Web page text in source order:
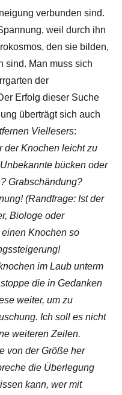
verbunden sind.
weil durch ihn
den sie bilden,
sind. Man muss sich
der
Erfolg dieser Suche
überträgt sich auch
Viellesers:
der Knochen leicht zu
bücken oder
Grabschändung?
(Randfrage: Ist der
Biologe oder
Knochen so
im Laub unterm
die in Gedanken
weiter, um zu
Ich soll es nicht
weiteren Zeilen.
von der Größe her
die Überlegung
kann, wer mit